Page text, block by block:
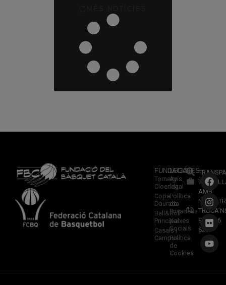
FUNDACIÓ
Torneig
Cloenda
Copa
Daurada
Ball&Roll
Principal
Casals i
Campus
LEGALES
Avís
legal
Política
de
Privadesa
Xarxes
Socials
Política
de
Cookies
AMB
933 966
620